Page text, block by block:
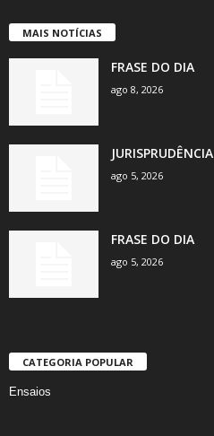
MAIS NOTÍCIAS
FRASE DO DIA
ago 8, 2026
ago 5, 2026
FRASE DO DIA
ago 5, 2026
CATEGORIA POPULAR
Ensaios